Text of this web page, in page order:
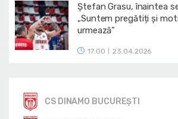
Ștefan Grasu, înaintea
„Suntem pregătiți și
urmează”
17:00 23.04.2026
CS DINAMO BUCUREŞTI